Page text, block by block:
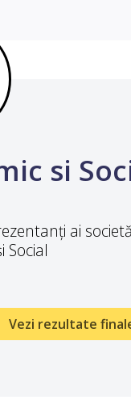
si
ai
Social
Vezi rezultate